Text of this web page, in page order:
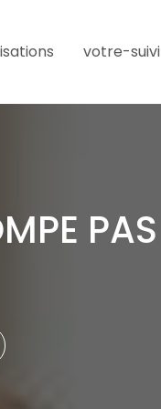
votre-suivi
PAS